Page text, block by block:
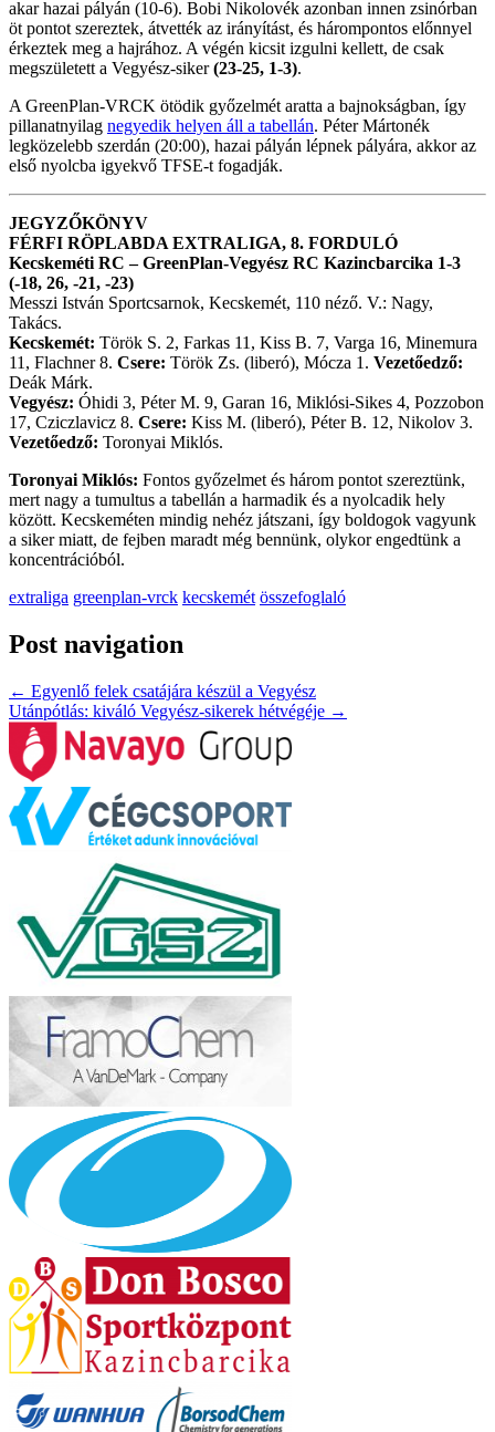
akar hazai pályán (10-6). Bobi Nikolovék azonban innen zsinórban
öt pontot szereztek, átvették az irányítást, és hárompontos előnnyel
érkeztek meg a hajrához. A végén kicsit izgulni kellett, de csak
megszületett a Vegyész-siker(23-25, 1-3).
A GreenPlan-VRCK ötödik győzelmét aratta a bajnokságban, így
pillanatnyilag negyedik helyen áll a tabellán. Péter Mártonék
legközelebb szerdán (20:00), hazai pályán lépnek pályára, akkor az
első nyolcba igyekvő TFSE-t fogadják.
JEGYZŐKÖNYV
FÉRFI RÖPLABDA EXTRALIGA, 8. FORDULÓ
Kecskeméti RC – GreenPlan-Vegyész RC Kazincbarcika 1-3
(-18, 26, -21, -23)
Messzi István Sportcsarnok, Kecskemét, 110 néző. V.: Nagy,
Takács.
Kecskemét: Török S. 2, Farkas 11, Kiss B. 7, Varga 16, Minemura
11, Flachner 8. Csere: Török Zs. (liberó), Mócza 1. Vezetőedző:
Deák Márk.
Vegyész: Óhidi 3, Péter M. 9, Garan 16, Miklósi-Sikes 4, Pozzobon
17, Cziczlavicz 8. Csere: Kiss M. (liberó), Péter B. 12, Nikolov 3.
Vezetőedző: Toronyai Miklós.
Toronyai Miklós: Fontos győzelmet és három pontot szereztünk,
mert nagy a tumultus a tabellán a harmadik és a nyolcadik hely
között. Kecskeméten mindig nehéz játszani, így boldogok vagyunk
a siker miatt, de fejben maradt még bennünk, olykor engedtünk a
koncentrációból.
extraliga greenplan-vrck kecskemét összefoglaló
Post navigation
← Egyenlő felek csatájára készül a Vegyész
Utánpótlás: kiváló Vegyész-sikerek hétvégéje →